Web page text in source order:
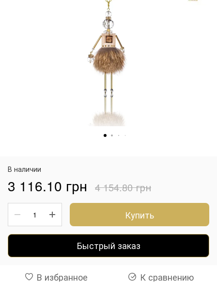
В наличии
3 116.10 грн 4 154.80 грн
Купить
Быстрый заказ
В избранное К сравнению